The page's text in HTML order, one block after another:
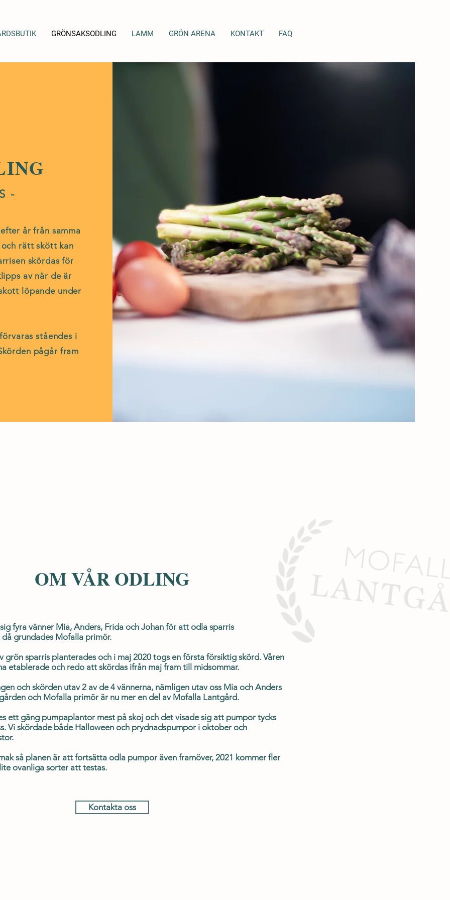
GRÖNSAKSODLING LAMM GRÖN ARENA KONTAKT FAQ
-
år från samma
rätt skött kan
skördas för
av när de är
löpande under
ståendes i
pågår fram
OM VÅR ODLING
fyra vänner Mia, Anders, Frida och Johan för att odla sparris
grundades Mofalla primör.
grön sparris planterades och i maj 2020 togs en första försiktig skörd. Våren
etablerade och redo att skördas ifrån maj fram till midsommar.
och skörden utav 2 av de 4 vännerna, nämligen utav oss Mia och Anders
och Mofalla primör är nu mer en del av Mofalla Lantgård.
ett gäng pumpaplantor mest på skoj och det visade sig att pumpor tycks
Vi skördade både Halloween och prydnadspumpor i oktober och
så planen är att fortsätta odla pumpor även framöver, 2021 kommer fler
ovanliga sorter att testas.
Kontakta oss